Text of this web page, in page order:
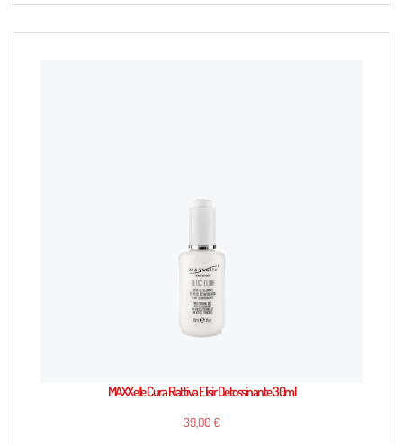
MAXXelle Cura Riattiva Elisir Detossinante 30ml
39,00€